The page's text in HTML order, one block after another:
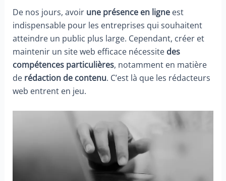
De nos jours, avoir une présence en ligneest
indispensable pour les entreprises qui souhaitent
atteindre un public plus large. Cependant, créer et
maintenir un site web efficace nécessite des
compétences particulières, notamment en matière
de rédaction de contenu. C’est là que les rédacteurs
web entrent en jeu.